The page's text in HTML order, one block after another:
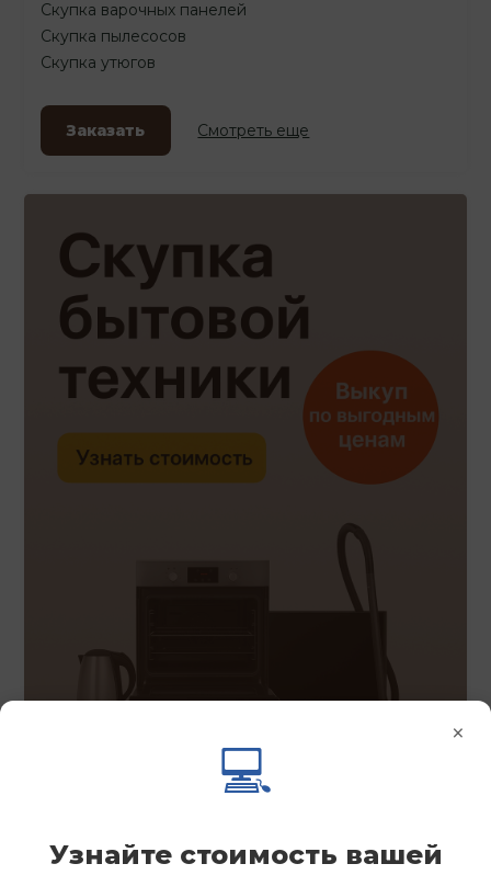
Скупка варочных панелей
Скупка пылесосов
Скупка утюгов
Заказать Смотреть еще
×
💻
Узнайте стоимость вашей